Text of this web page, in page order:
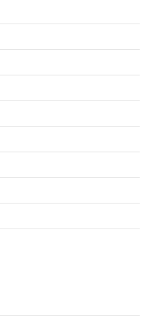
तक के बच्चों को निःशुल्क दी
August 7, 2026
मुक्ति दिवस भारत सरकार द्वारा